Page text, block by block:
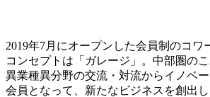
2019年7月にオープンした会員制のコワ
コンセプトは「ガレージ」。中部圏の
異業種異分野の交流・対流からイノベ
会員となって、新たなビジネスを創出し